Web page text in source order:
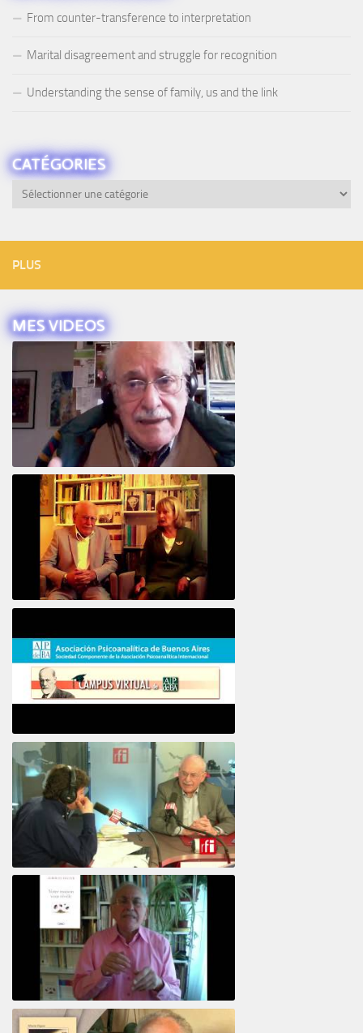
From counter-transference to interpretation
Marital disagreement and struggle for recognition
Understanding the sense of family, us and the link
CATÉGORIES
Catégories
PLUS
MES VIDEOS
Intervista ad Alberto Eiguer
Psicoanálisis por Skype y teléfono Alberto
Eiguer presenta el curso virtual 2017
Votre maison vous révèle